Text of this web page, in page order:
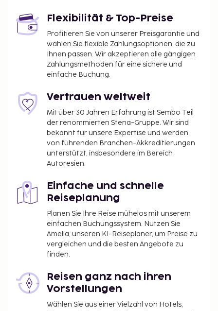
Flexibilität & Top-Preise
Profitieren Sie von unserer Preisgarantie und
wählen Sie flexible Zahlungsoptionen, die zu
Ihnen passen. Wir akzeptieren alle gängigen
Zahlungsmethoden für eine sichere und
einfache Buchung.
Vertrauen weltweit
Mit über 30 Jahren Erfahrung ist Sembo Teil
der renommierten Stena-Gruppe. Wir sind
bekannt für unsere Expertise und werden
von führenden Branchen-Akkreditierungen
unterstützt, insbesondere im Bereich
Autoresien.
Einfache und schnelle
Reiseplanung
Planen Sie Ihre Reise mühelos mit unserem
einfachen Buchungssystem. Nutzen Sie
Amelia, unseren KI-Reiseplaner, um Preise zu
vergleichen und die besten Angebote zu
finden.
Reisen ganz nach ihren
Vorstellungen
Wählen Sie aus einer Vielzahl von Hotels,